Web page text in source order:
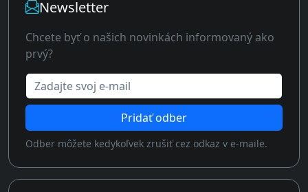
Newsletter
Chcete byť o našich novinkách informovaný ako
prvý?
Zadajte svoj e-mail
Pridať odber
Odber môžete kedykoľvek zrušiť cez odkaz v e-maile.